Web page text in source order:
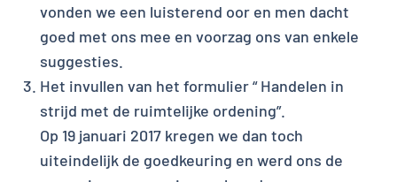
vonden we een luisterend oor en men dacht
goed met ons mee en voorzag ons van enkele
suggesties.
Het invullen van het formulier “ Handelen in
strijd met de ruimtelijke ordening”.
Op 19 januari 2017 kregen we dan toch
uiteindelijk de goedkeuring en werd ons de